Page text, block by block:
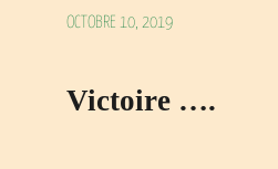
OCTOBRE 10, 2019
Victoire ….